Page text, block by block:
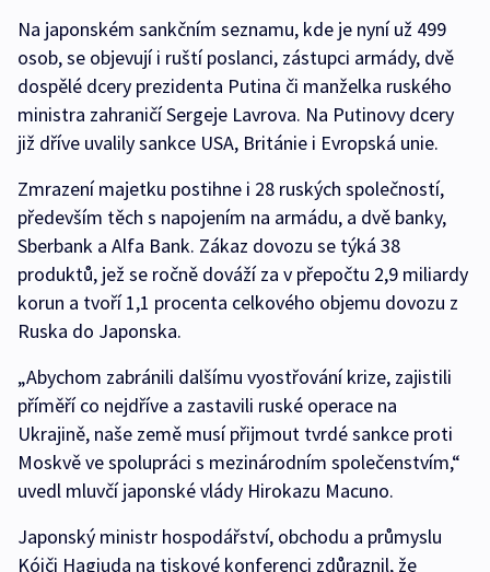
Na japonském sankčním seznamu, kde je nyní už 499
osob, se objevují i ruští poslanci, zástupci armády, dvě
dospělé dcery prezidenta Putina či manželka ruského
ministra zahraničí Sergeje Lavrova. Na Putinovy dcery
již dříve uvalily sankce USA, Británie i Evropská unie.
Zmrazení majetku postihne i 28 ruských společností,
především těch s napojením na armádu, a dvě banky,
Sberbank a Alfa Bank. Zákaz dovozu se týká 38
produktů, jež se ročně dováží za v přepočtu 2,9 miliardy
korun a tvoří 1,1 procenta celkového objemu dovozu z
Ruska do Japonska.
„Abychom zabránili dalšímu vyostřování krize, zajistili
příměří co nejdříve a zastavili ruské operace na
Ukrajině, naše země musí přijmout tvrdé sankce proti
Moskvě ve spolupráci s mezinárodním společenstvím,“
uvedl mluvčí japonské vlády Hirokazu Macuno.
Japonský ministr hospodářství, obchodu a průmyslu
Kóiči Hagiuda na tiskové konferenci zdůraznil, že